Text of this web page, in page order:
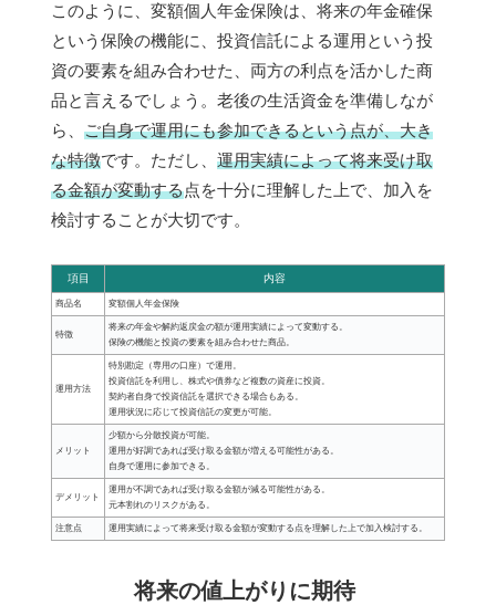
このように、変額個人年金保険は、将来の年金確保
という保険の機能に、投資信託による運用という投
資の要素を組み合わせた、両方の利点を活かした商
品と言えるでしょう。老後の生活資金を準備しなが
ら、 ご自身で運用にも参加できるという点が、大き
な特徴です。ただし、 運用実績によって将来受け取
る金額が変動する点を十分に理解した上で、加入を
検討することが大切です。
項目 内容
商品名 変額個人年金保険
特徴
将来の年金や解約返戻金の額が運用実績によって変動する。
保険の機能と投資の要素を組み合わせた商品。
運用方法
特別勘定（専用の口座）で運用。
投資信託を利用し、株式や債券など複数の資産に投資。
契約者自身で投資信託を選択できる場合もある。
運用状況に応じて投資信託の変更が可能。
メリット
少額から分散投資が可能。
運用が好調であれば受け取る金額が増える可能性がある。
自身で運用に参加できる。
デメリット
運用が不調であれば受け取る金額が減る可能性がある。
元本割れのリスクがある。
注意点 運用実績によって将来受け取る金額が変動する点を理解した上で加入検討する。
将来の値上がりに期待